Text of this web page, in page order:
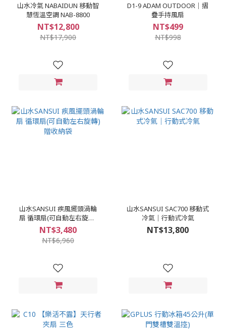
山水冷氣 NABAIDUN 移動智
慧恆溫空調 NAB-8800
NT$12,800
NT$17,900
D1-9 ADAM OUTDOOR｜摺
疊手持風扇
NT$499
NT$998
山水SANSUI 疾風擺頭渦輪
扇 循環扇(可自動左右旋轉)
贈收納袋
NT$3,480
NT$6,960
山水SANSUI SAC700 移動式
冷氣｜行動式冷氣
NT$13,800